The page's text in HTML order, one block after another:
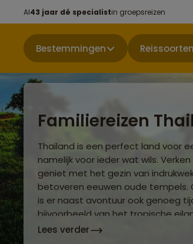
Al43 jaar dé specialistin groepsreizen
Bestemmingen Reissoorten
Familiereizen
Thailand is een perfect land voor
namelijk voor ieder wat wils.
geniet met het gezin van
betoveren eeuwen oude tempels.
is er naast avontuur ook genoeg
bijvoorbeeld van het tropische
Lees verder